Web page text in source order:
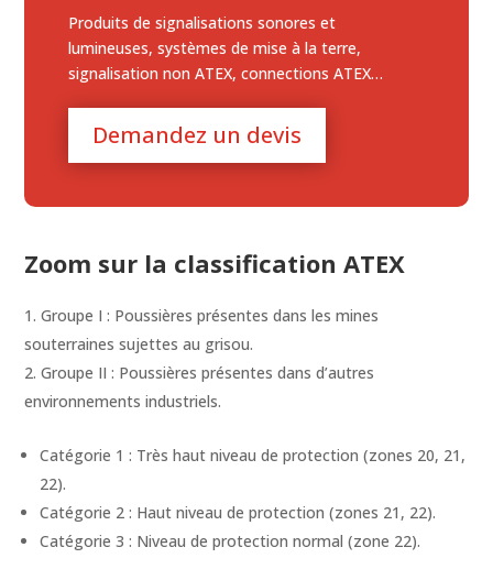
Produits de signalisations sonores et
lumineuses, systèmes de mise à la terre,
signalisation non ATEX, connections ATEX…
Demandez un devis
Zoom sur la classification ATEX
Groupe I : Poussières présentes dans les mines
souterraines sujettes au grisou.
Groupe II : Poussières présentes dans d’autres
environnements industriels.
Catégorie 1 : Très haut niveau de protection (zones 20, 21,
22).
Catégorie 2 : Haut niveau de protection (zones 21, 22).
Catégorie 3 : Niveau de protection normal (zone 22).